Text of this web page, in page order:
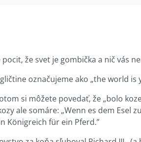
že svet je gombička a nič vás
označujeme ako „the world
si môžete povedať, že „bolo
ale somáre: „Wenn es dem Esel
Königreich für ein Pferd.”